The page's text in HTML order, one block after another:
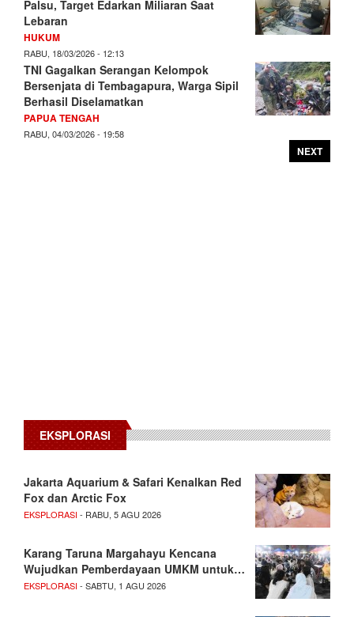
Palsu, Target Edarkan Miliaran Saat
Lebaran
HUKUM
RABU, 18/03/2026 - 12:13
TNI Gagalkan Serangan Kelompok
Bersenjata di Tembagapura, Warga Sipil
Berhasil Diselamatkan
PAPUA TENGAH
RABU, 04/03/2026 - 19:58
NEXT
EKSPLORASI
Jakarta Aquarium & Safari Kenalkan Red
Fox dan Arctic Fox
EKSPLORASI- RABU, 5 AGU 2026
Karang Taruna Margahayu Kencana
Wujudkan Pemberdayaan UMKM untuk…
EKSPLORASI- SABTU, 1 AGU 2026